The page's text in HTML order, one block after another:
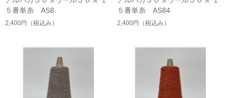
５番単糸 AS8
2,400円 （税込み）
５番単糸 AS84
2,400円 （税込み）